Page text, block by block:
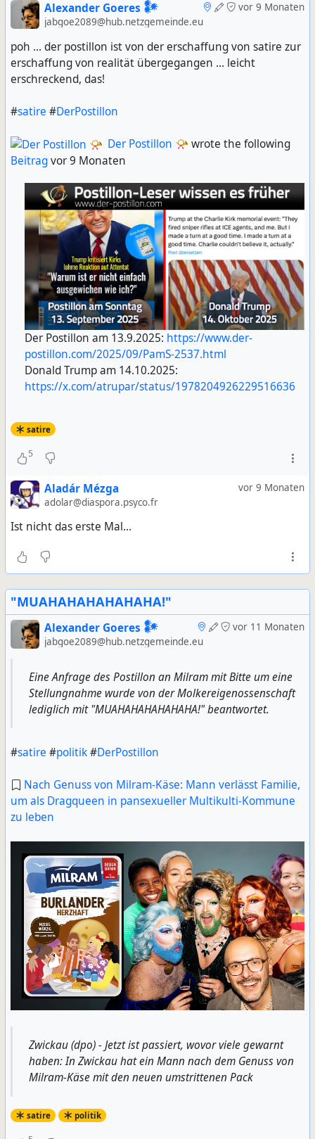
vor 9 Monaten
Alexander Goeres 𒀯
jabgoe2089@hub.netzgemeinde.eu
poh ... der postillon ist von der erschaffung von satire zur
erschaffung von realität übergegangen ... leicht
erschreckend, das!
#satire #DerPostillon
Der Postillon 📯 wrote the following
Beitragvor 9 Monaten
Der Postillon am 13.9.2025: https://www.der-
postillon.com/2025/09/PamS-2537.html
Donald Trump am 14.10.2025:
https://x.com/atrupar/status/1978204926229516636
satire
5
vor 9 Monaten
Aladár Mézga
adolar@diaspora.psyco.fr
Ist nicht das erste Mal...
"MUAHAHAHAHAHAHA!"
vor 11 Monaten
Alexander Goeres 𒀯
jabgoe2089@hub.netzgemeinde.eu
Eine Anfrage des Postillon an Milram mit Bitte um eine
Stellungnahme wurde von der Molkereigenossenschaft
lediglich mit "MUAHAHAHAHAHAHA!" beantwortet.
#satire #politik#DerPostillon
Nach Genuss von Milram-Käse: Mann verlässt Familie,
um als Dragqueen in pansexueller Multikulti-Kommune
zu leben
Zwickau (dpo) - Jetzt ist passiert, wovor viele gewarnt
haben: In Zwickau hat ein Mann nach dem Genuss von
Milram-Käse mit den neuen umstrittenen Pack
satire politik